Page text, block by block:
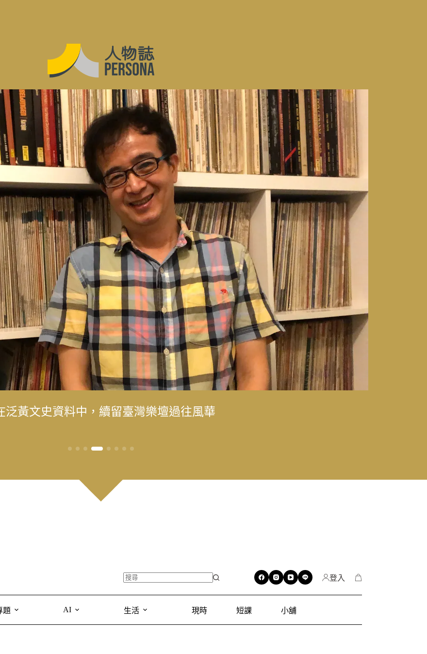
態的永續旅遊 重塑花蓮觀光新模式
人，而是成為我喜歡的自己」——最美律師樂樂（陳漢章）
：不只是推理，隱藏書中的還有人性的溫柔與遺憾
情：林口長庚醫院兒童過敏氣喘風溼科主治醫師林思偕，
泛黃文史資料中，續留臺灣樂壇過往風華
台灣鼓王」黃瑞豐見證臺灣主流音樂的時代更迭
臺灣影視推手，始終相信人的可能
蓮觀光何時再現榮景？震後兩年，觀光與永續發展的轉型
態的永續旅遊 重塑花蓮觀光新模式
人，而是成為我喜歡的自己」——最美律師樂樂（陳漢章）
登入
題 AI 生活 現時 短課 小舖